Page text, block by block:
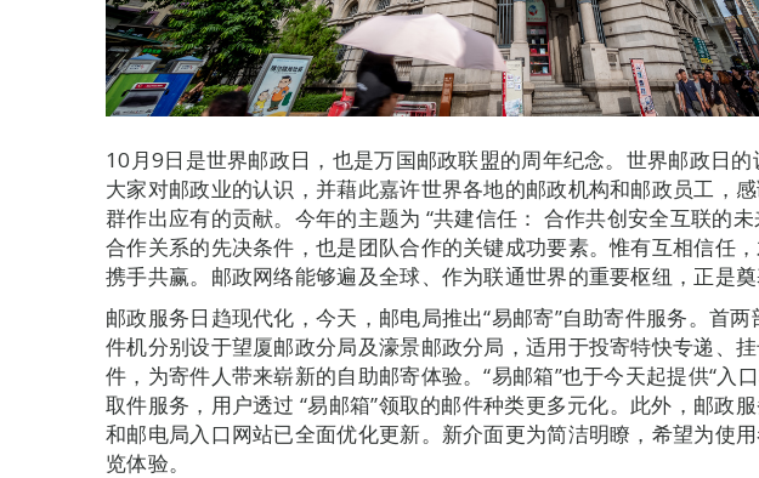
10月9日是世界邮政日，也是万国邮政联盟的周年纪念。世界邮政日的
大家对邮政业的认识，并藉此嘉许世界各地的邮政机构和邮政员工，
群作出应有的贡献。今年的主题为 “共建信任： 合作共创安全互联的未
合作关系的先决条件，也是团队合作的关键成功要素。惟有互相信任，
携手共赢。邮政网络能够遍及全球、作为联通世界的重要枢纽，正是奠
邮政服务日趋现代化，今天，邮电局推出“易邮寄”自助寄件服务。首两
件机分别设于望厦邮政分局及濠景邮政分局，适用于投寄特快专递、
件，为寄件人带来崭新的自助邮寄体验。“易邮箱”也于今天起提供“入
取件服务，用户透过 “易邮箱”领取的邮件种类更多元化。此外，邮政
和邮电局入口网站已全面优化更新。新介面更为简洁明瞭，希望为使
览体验。